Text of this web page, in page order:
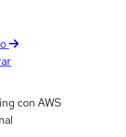
con AWS